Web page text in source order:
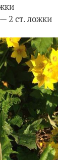
2 ст. ложки